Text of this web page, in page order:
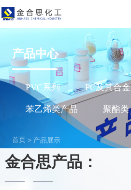
产品中心
PVC系列 PC及其合金
苯乙烯类产品 聚酯类
首页 > 产品展示
金合思产品：